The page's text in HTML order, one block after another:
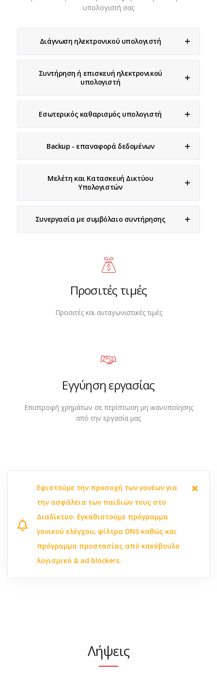
υπολογιστή σας
Διάγνωση ηλεκτρονικού υπολογιστή
Συντήρηση ή επισκευή ηλεκτρονικού
υπολογιστή
Εσωτερικός καθαρισμός υπολογιστή
Backup - επαναφορά δεδομένων
Μελέτη και Κατασκευή Δικτύου
Υπολογιστών
Συνεργασία με συμβόλαιο συντήρησης
Προσιτές τιμές
Προσιτές και ανταγωνιστικές τιμές
Εγγύηση εργασίας
Επιστροφή χρημάτων σε περίπτωση μη ικανοποίησης
από την εργασία μας
Εφιστούμε την προσοχή των γονέων για
την ασφάλεια των παιδιών τους στο
Διαδίκτυο. Εγκαθιστούμε πρόγραμμα
γονικού ελέγχου, φίλτρα DNS καθώς και
πρόγραμμα προστασίας από κακόβουλο
λογισμικό & ad blockers.
Λήψεις